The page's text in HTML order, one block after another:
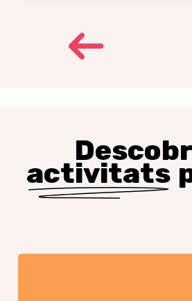
activitats
Trobada